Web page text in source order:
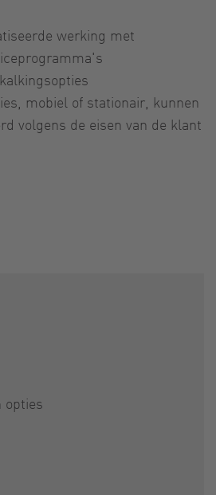
werking met
mobiel of stationair, kunnen
volgens de eisen van de klant
opties